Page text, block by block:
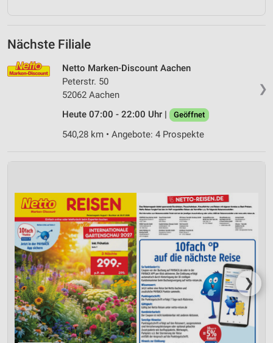
Nächste Filiale
❯
Netto Marken-Discount Aachen
Peterstr. 50
52062 Aachen
Heute 07:00 - 22:00 Uhr |
Geöffnet
540,28 km • Angebote: 4 Prospekte
❯